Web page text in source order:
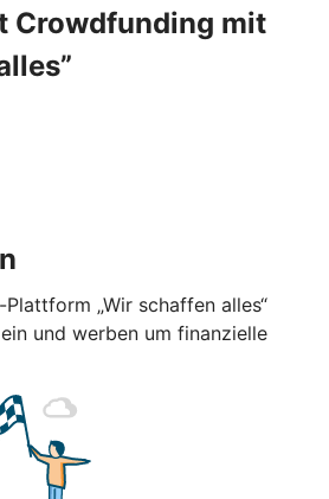
Crowdfunding mit
„Wir schaffen alles“
und werben um finanzielle